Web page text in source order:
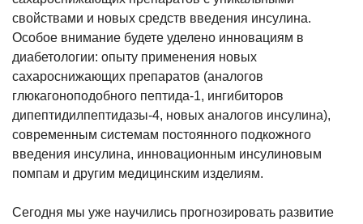
свойствами и новых средств введения инсулина.
Особое внимание будете уделено инновациям в
диабетологии: опыту применения новых
сахароснижающих препаратов (аналогов
глюкагоноподобного пептида-1, ингибиторов
дипептидилпептидазы-4, новых аналогов инсулина),
современным системам постоянного подкожного
введения инсулина, инновационным инсулиновым
помпам и другим медицинским изделиям.
Сегодня мы уже научились прогнозировать развитие